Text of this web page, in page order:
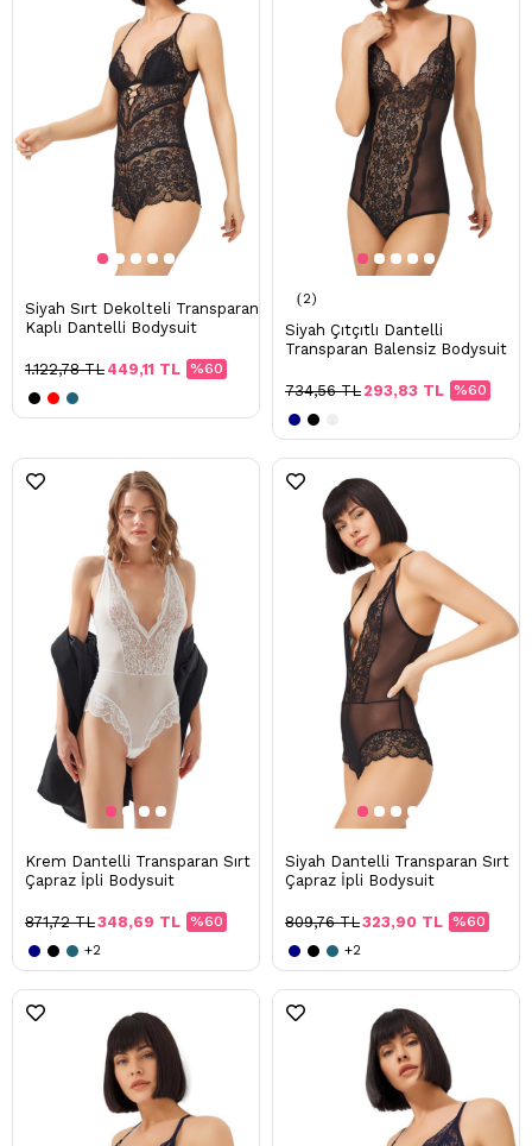
Siyah Sırt Dekolteli Transparan
Kaplı Dantelli Bodysuit
%60
449,11 TL
1.122,78 TL
2
Siyah Çıtçıtlı Dantelli
Transparan Balensiz Bodysuit
%60
293,83 TL
734,56 TL
Krem Dantelli Transparan Sırt
Çapraz İpli Bodysuit
%60
348,69 TL
871,72 TL
+2
Siyah Dantelli Transparan Sırt
Çapraz İpli Bodysuit
%60
323,90 TL
809,76 TL
+2